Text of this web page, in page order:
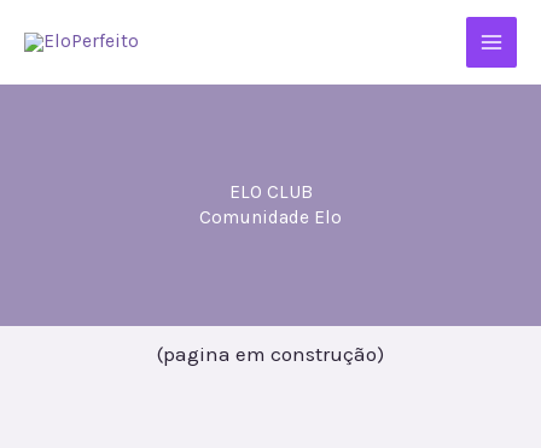
ELO CLUB
Comunidade Elo
(pagina em construção)